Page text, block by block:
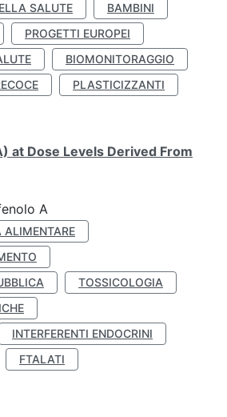
SALUTE
BAMBINI
PROGETTI EUROPEI
BIOMONITORAGGIO
PLASTICIZZANTI
at Dose Levels Derived From
A
ALIMENTARE
TOSSICOLOGIA
INTERFERENTI ENDOCRINI
FTALATI